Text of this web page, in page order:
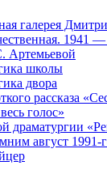
галерея
1941
Артемьевой
школы
двора
рассказа
голос»
драматургии
август